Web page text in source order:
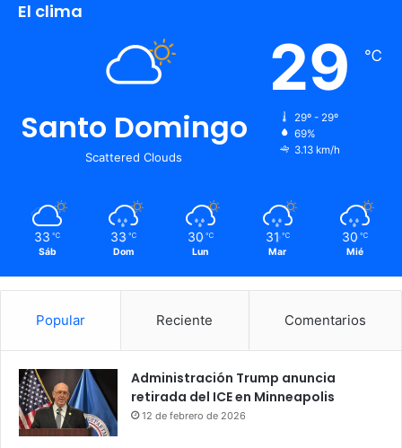
El clima
Santo Domingo
Scattered Clouds
29 ℃
29º - 29º
69%
3.13 km/h
33 ℃
Sáb
33 ℃
Dom
30 ℃
Lun
31 ℃
Mar
30 ℃
Mié
Popular Reciente Comentarios
Administración Trump anuncia
retirada del ICE en Minneapolis
12 de febrero de 2026